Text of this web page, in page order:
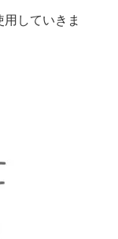
していきま